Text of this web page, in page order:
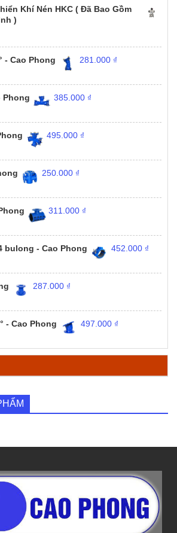
Khí Nén HKC ( Đã Bao Gồm
)
- Cao Phong 281.000 ₫
Phong 385.000 ₫
495.000 ₫
250.000 ₫
311.000 ₫
bulong - Cao Phong 452.000 ₫
287.000 ₫
- Cao Phong 497.000 ₫